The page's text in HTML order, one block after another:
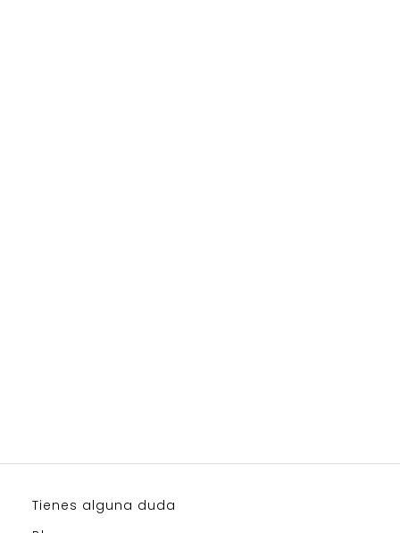
Tienes alguna duda